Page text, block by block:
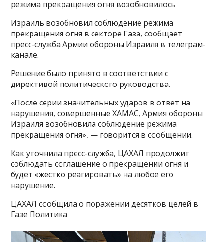
режима прекращения огня возобновилось
Израиль возобновил соблюдение режима
прекращения огня в секторе Газа, сообщает
пресс-служба Армии обороны Израиля в телеграм-
канале.
Решение было принято в соответствии с
директивой политического руководства.
«После серии значительных ударов в ответ на
нарушения, совершенные ХАМАС, Армия обороны
Израиля возобновила соблюдение режима
прекращения огня», — говорится в сообщении.
Как уточнила пресс-служба, ЦАХАЛ продолжит
соблюдать соглашение о прекращении огня и
будет «жестко реагировать» на любое его
нарушение.
ЦАХАЛ сообщила о поражении десятков целей в
Газе Политика